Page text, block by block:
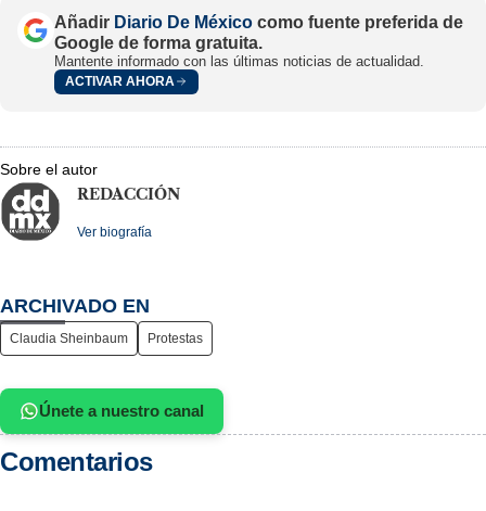
Añadir Diario De México como fuente preferida de
Google de forma gratuita.
Mantente informado con las últimas noticias de actualidad.
ACTIVAR AHORA
Sobre el autor
REDACCIÓN
Ver biografía
ARCHIVADO EN
Claudia Sheinbaum Protestas
Únete a nuestro canal
Comentarios